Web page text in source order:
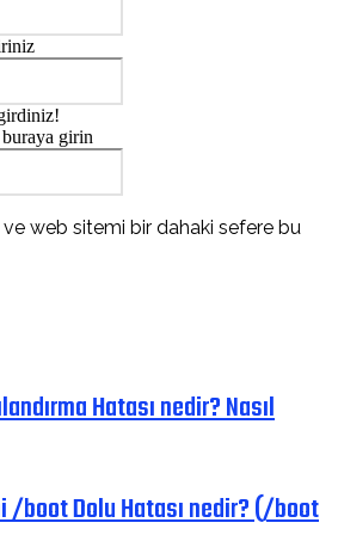
girin
web sitemi bir dahaki sefere bu
Hatası nedir? Nasıl
/boot Dolu Hatası nedir? (/boot